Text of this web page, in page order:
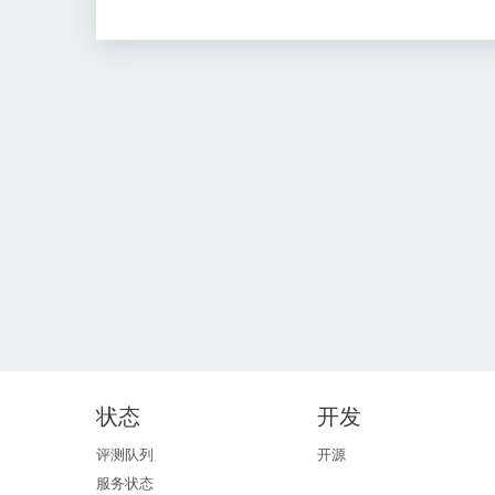
状态
评测队列
服务状态
开发
开源